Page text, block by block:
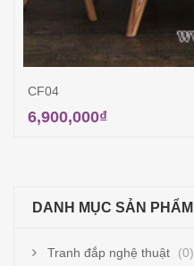
CF04
6,900,000₫
DANH MỤC SẢN PHẨM
Tranh đắp nghệ thuật
(0)